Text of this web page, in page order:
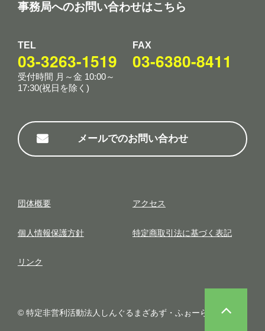
事務局へのお問い合わせはこちら
TEL
03-3263-1519
受付時間 月～金 10:00～
17:30(祝日を除く)
FAX
03-6380-8411
メールでのお問い合わせ
団体概要 アクセス
個⼈情報保護⽅針 特定商取引法に基づく表記
リンク
© 特定非営利活動法人しんぐるまざあず・ふぉーらむ